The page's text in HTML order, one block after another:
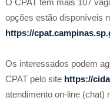
O CPAT tem mais 107
opções estão disponíveis
https://
Os interessados podem
CPAT pelo site https://
atendimento on-line (chat)